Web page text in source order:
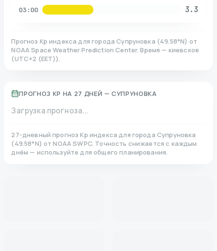
03:00 3.3
Прогноз Kp индекса для города Супруновка (49.58°N) от
NOAA Space Weather Prediction Center. Время — киевское
(UTC+2 (EET)).
ПРОГНОЗ KP НА 27 ДНЕЙ — СУПРУНОВКА
Загрузка прогноза...
27-дневный прогноз Kp индекса для города Супруновка
(49.58°N)от NOAA SWPC. Точность снижается с каждым
днём — используйте для общего планирования.